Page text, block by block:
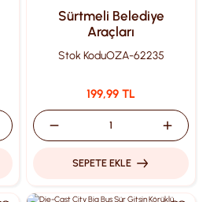
Sürtmeli Belediye
Araçları
Stok KoduOZA-62235
199,99 TL
SEPETE EKLE